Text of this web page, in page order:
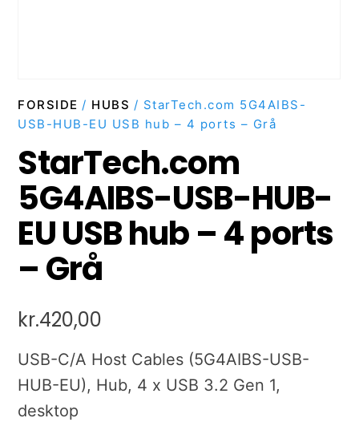
FORSIDE / HUBS / StarTech.com 5G4AIBS-
USB-HUB-EU USB hub – 4 ports – Grå
StarTech.com
5G4AIBS-USB-HUB-
EU USB hub – 4 ports
– Grå
kr.420,00
USB-C/A Host Cables (5G4AIBS-USB-
HUB-EU), Hub, 4 x USB 3.2 Gen 1,
desktop